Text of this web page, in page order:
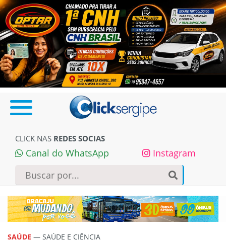
CLICK NAS REDES SOCIAS
Canal do WhatsApp Instagram
SAÚDE — SAÚDE E CIÊNCIA